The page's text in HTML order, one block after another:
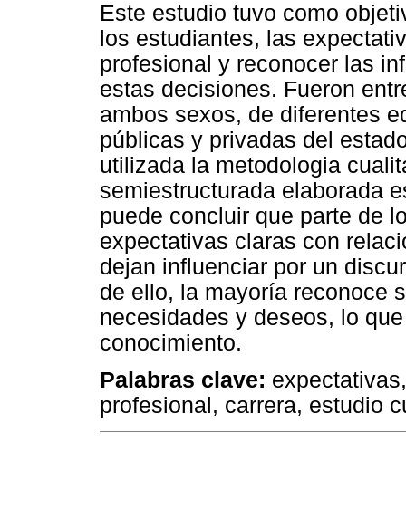
Este estudio tuvo como
los estudiantes, las
profesional y reconocer las
estas decisiones. Fueron
ambos sexos, de diferentes
públicas y privadas del
utilizada la metodologia
semiestructurada elaborada
puede concluir que parte de
expectativas claras con
dejan influenciar por un
de ello, la mayoría reconoce
necesidades y deseos, lo
conocimiento.
Palabras clave:
profesional, carrera, estudio